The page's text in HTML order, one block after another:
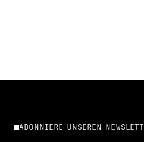
ABONNIERE UNSEREN